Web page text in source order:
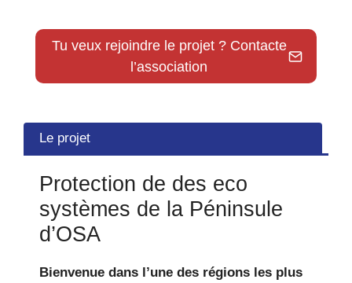
Tu veux rejoindre le projet ? Contacte
l’association
Le projet
Protection de des eco
systèmes de la Péninsule
d’OSA
Bienvenue dans l’une des régions les plus